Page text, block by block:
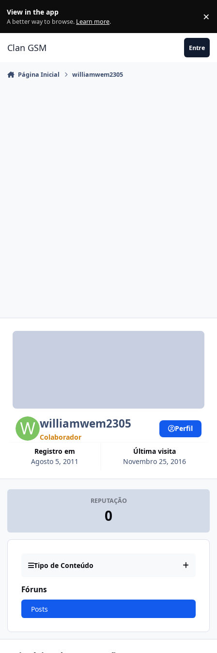
View in the app
A better way to browse. Learn more. ×
Clan GSM Entre
Página Inicial williamwem2305
williamwem2305
Colaborador
Registro em
Agosto 5, 2011
Última visita
Novembro 25, 2016
Perfil
REPUTAÇÃO
0
Tipo de Conteúdo
Fóruns
Posts